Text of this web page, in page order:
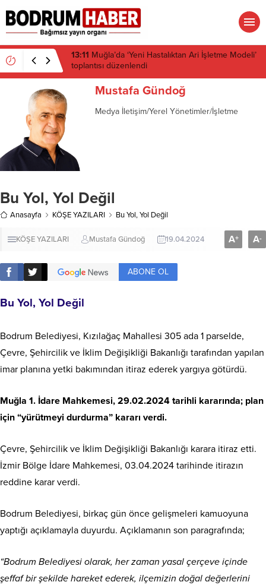
13:10 Çeşitli illerdeki enerji ve altyapı projeleri için
acele kamulaştırma kararı çıktı
Mustafa Gündoğ
Medya İletişim/Yerel Yönetimler/İşletme
Bu Yol, Yol Değil
Anasayfa KÖŞE YAZILARI Bu Yol, Yol Değil
KÖŞE YAZILARI Mustafa Gündoğ 19.04.2024 A+ A-
ABONE OL
Bu Yol, Yol Değil
Bodrum Belediyesi, Kızılağaç Mahallesi 305 ada 1 parselde,
Çevre, Şehircilik ve İklim Değişikliği Bakanlığı tarafından yapılan
imar planına yetki bakımından itiraz ederek yargıya götürdü.
Muğla 1. İdare Mahkemesi, 29.02.2024 tarihli kararında; plan
için “yürütmeyi durdurma” kararı verdi.
Çevre, Şehircilik ve İklim Değişikliği Bakanlığı karara itiraz etti.
İzmir Bölge İdare Mahkemesi, 03.04.2024 tarihinde itirazın
reddine karar verdi.
Bodrum Belediyesi, birkaç gün önce gelişmeleri kamuoyuna
yaptığı açıklamayla duyurdu. Açıklamanın son paragrafında;
“Bodrum Belediyesi olarak, her zaman yasal çerçeve içinde
şeffaf bir şekilde hareket ederek, ilçemizin doğal değerlerini